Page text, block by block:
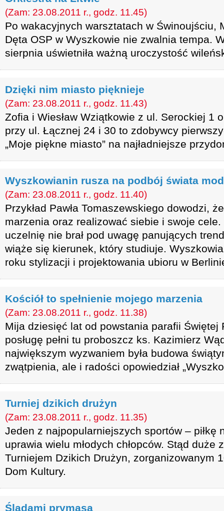
(Zam: 23.08.2011 r., godz. 11.45)
Po wakacyjnych warsztatach w Świnoujściu,
Dęta OSP w Wyszkowie nie zwalnia tempa.
sierpnia uświetniła ważną uroczystość
Dzięki nim miasto pięknieje
(Zam: 23.08.2011 r., godz. 11.43)
Zofia i Wiesław Wziątkowie z ul. Serockiej 1
przy ul. Łącznej 24 i 30 to zdobywcy
„Moje piękne miasto” na najładniejsze
Wyszkowianin rusza na podbój świata
(Zam: 23.08.2011 r., godz. 11.40)
Przykład Pawła Tomaszewskiego dowodzi,
marzenia oraz realizować siebie i swoje
uczelnię nie brał pod uwagę panujących
wiąże się kierunek, który studiuje.
roku stylizacji i projektowania ubioru w
Kościół to spełnienie mojego marzenia
(Zam: 23.08.2011 r., godz. 11.38)
Mija dziesięć lat od powstania parafii Świętej
posługę pełni tu proboszcz ks. Kazimierz
największym wyzwaniem była budowa
zwątpienia, ale i radości opowiedział
Turniej dzikich drużyn
(Zam: 23.08.2011 r., godz. 11.35)
Jeden z najpopularniejszych sportów – piłkę
uprawia wielu młodych chłopców. Stąd duże
Turniejem Dzikich Drużyn, zorganizowanym
Dom Kultury.
Śladami prymasa